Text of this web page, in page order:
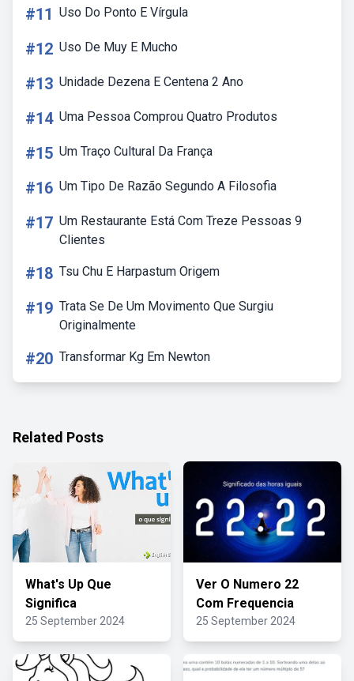
#11 Uso Do Ponto E Vírgula
#12 Uso De Muy E Mucho
#13 Unidade Dezena E Centena 2 Ano
#14 Uma Pessoa Comprou Quatro Produtos
#15 Um Traço Cultural Da França
#16 Um Tipo De Razão Segundo A Filosofia
#17 Um Restaurante Está Com Treze Pessoas 9
Clientes
#18 Tsu Chu E Harpastum Origem
#19 Trata Se De Um Movimento Que Surgiu
Originalmente
#20 Transformar Kg Em Newton
Related Posts
What's Up Que
Significa
25 September 2024
Ver O Numero 22
Com Frequencia
25 September 2024